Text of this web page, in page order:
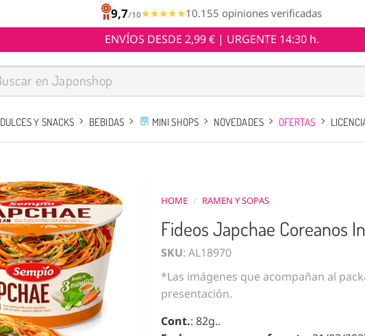
9,7/10★★★★★
★★★★★10.155 opiniones verificadas
ENVÍOS DESDE 2,99 € | URGENTE 14:30 h.
DULCES Y SNACKS BEBIDAS MINI SHOPS NOVEDADES OFERTAS
HOME / RAMEN Y SOPAS
Fideos Japchae Coreanos
SKU: AL18970
*Las imágenes que acompañan al
presentación.
Cont.: 82g..